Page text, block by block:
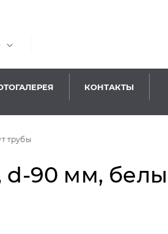
КОНТАКТЫ
трубы
90 мм,